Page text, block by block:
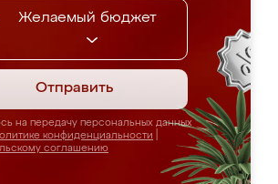
Желаемый бюджет
Отправить
на передачу персональных данных
конфиденциальности
соглашению